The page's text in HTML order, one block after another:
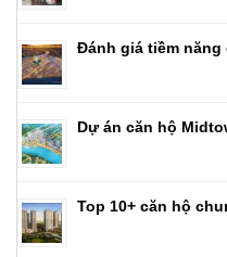
Đánh giá tiềm
Dự án căn hộ
Top 10+ căn hộ